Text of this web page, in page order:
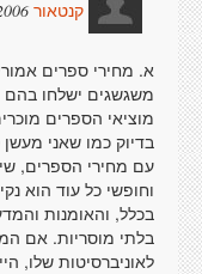
קנטאור
א. מחירי ספרים
משגשגים ישלחו בהם
מוציאי הספרים
עם מחירי הספרים,
וחופשי כל עוד הוא
בכלל, והאומנות
בלתי מוסריות. אם
לאוניברסיטות שלו, היינו